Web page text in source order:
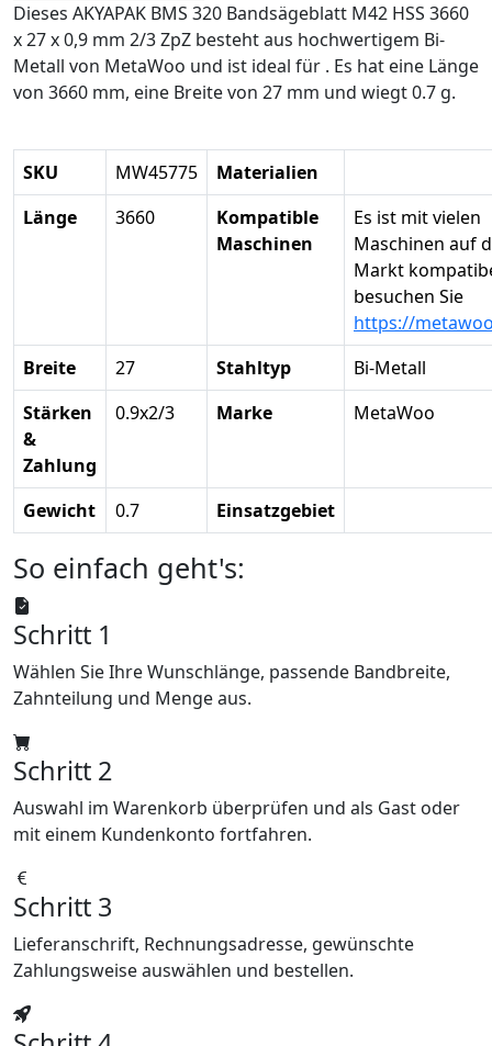
Dieses AKYAPAK BMS 320 Bandsägeblatt M42 HSS 3660
x 27 x 0,9 mm 2/3 ZpZ besteht aus hochwertigem Bi-
Metall von MetaWoo und ist ideal für . Es hat eine Länge
von 3660 mm, eine Breite von 27 mm und wiegt 0.7 g.
SKU MW45775
Materialien
Länge
3660
Kompatible
Maschinen
Es ist mit vielen
Maschinen auf
Markt
besuchen Sie
https://
Breite
27 Stahltyp
Bi-Metall
Stärken
&
Zahlung
0.9x2/3 Marke MetaWoo
Gewicht 0.7 Einsatzgebiet
So einfach geht's:
Schritt 1
Wählen Sie Ihre Wunschlänge, passende Bandbreite,
Zahnteilung und Menge aus.
Schritt 2
Auswahl im Warenkorb überprüfen und als Gast oder
mit einem Kundenkonto fortfahren.
Schritt 3
Lieferanschrift, Rechnungsadresse, gewünschte
Zahlungsweise auswählen und bestellen.